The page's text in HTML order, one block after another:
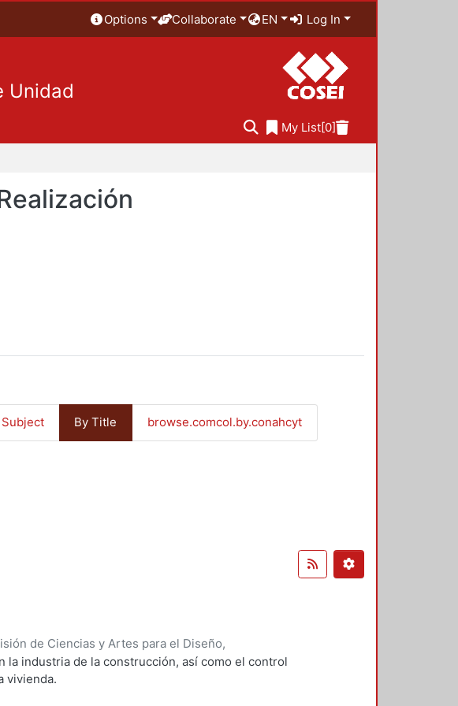
Options Collaborate EN Log In
Unidad
My List[0]
Subject By Title browse.comcol.by.conahcyt
de Ciencias y Artes para el Diseño,
Rubio, Aurora; Cervantes Abarca, Alejandro;
Jorge
industria de la construcción, así como el control
vivienda.